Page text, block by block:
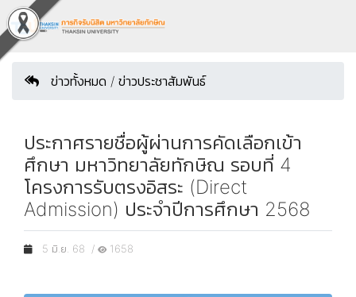
ข่าวทั้งหมด / ข่าวประชาสัมพันธ์
ประกาศรายชื่อผู้ผ่านการคัดเลือกเข้า
ศึกษา มหาวิทยาลัยทักษิณ รอบที่ 4
โครงการรับตรงอิสระ (Direct
Admission) ประจำปีการศึกษา 2568
5 มิ.ย. 68 / 1658